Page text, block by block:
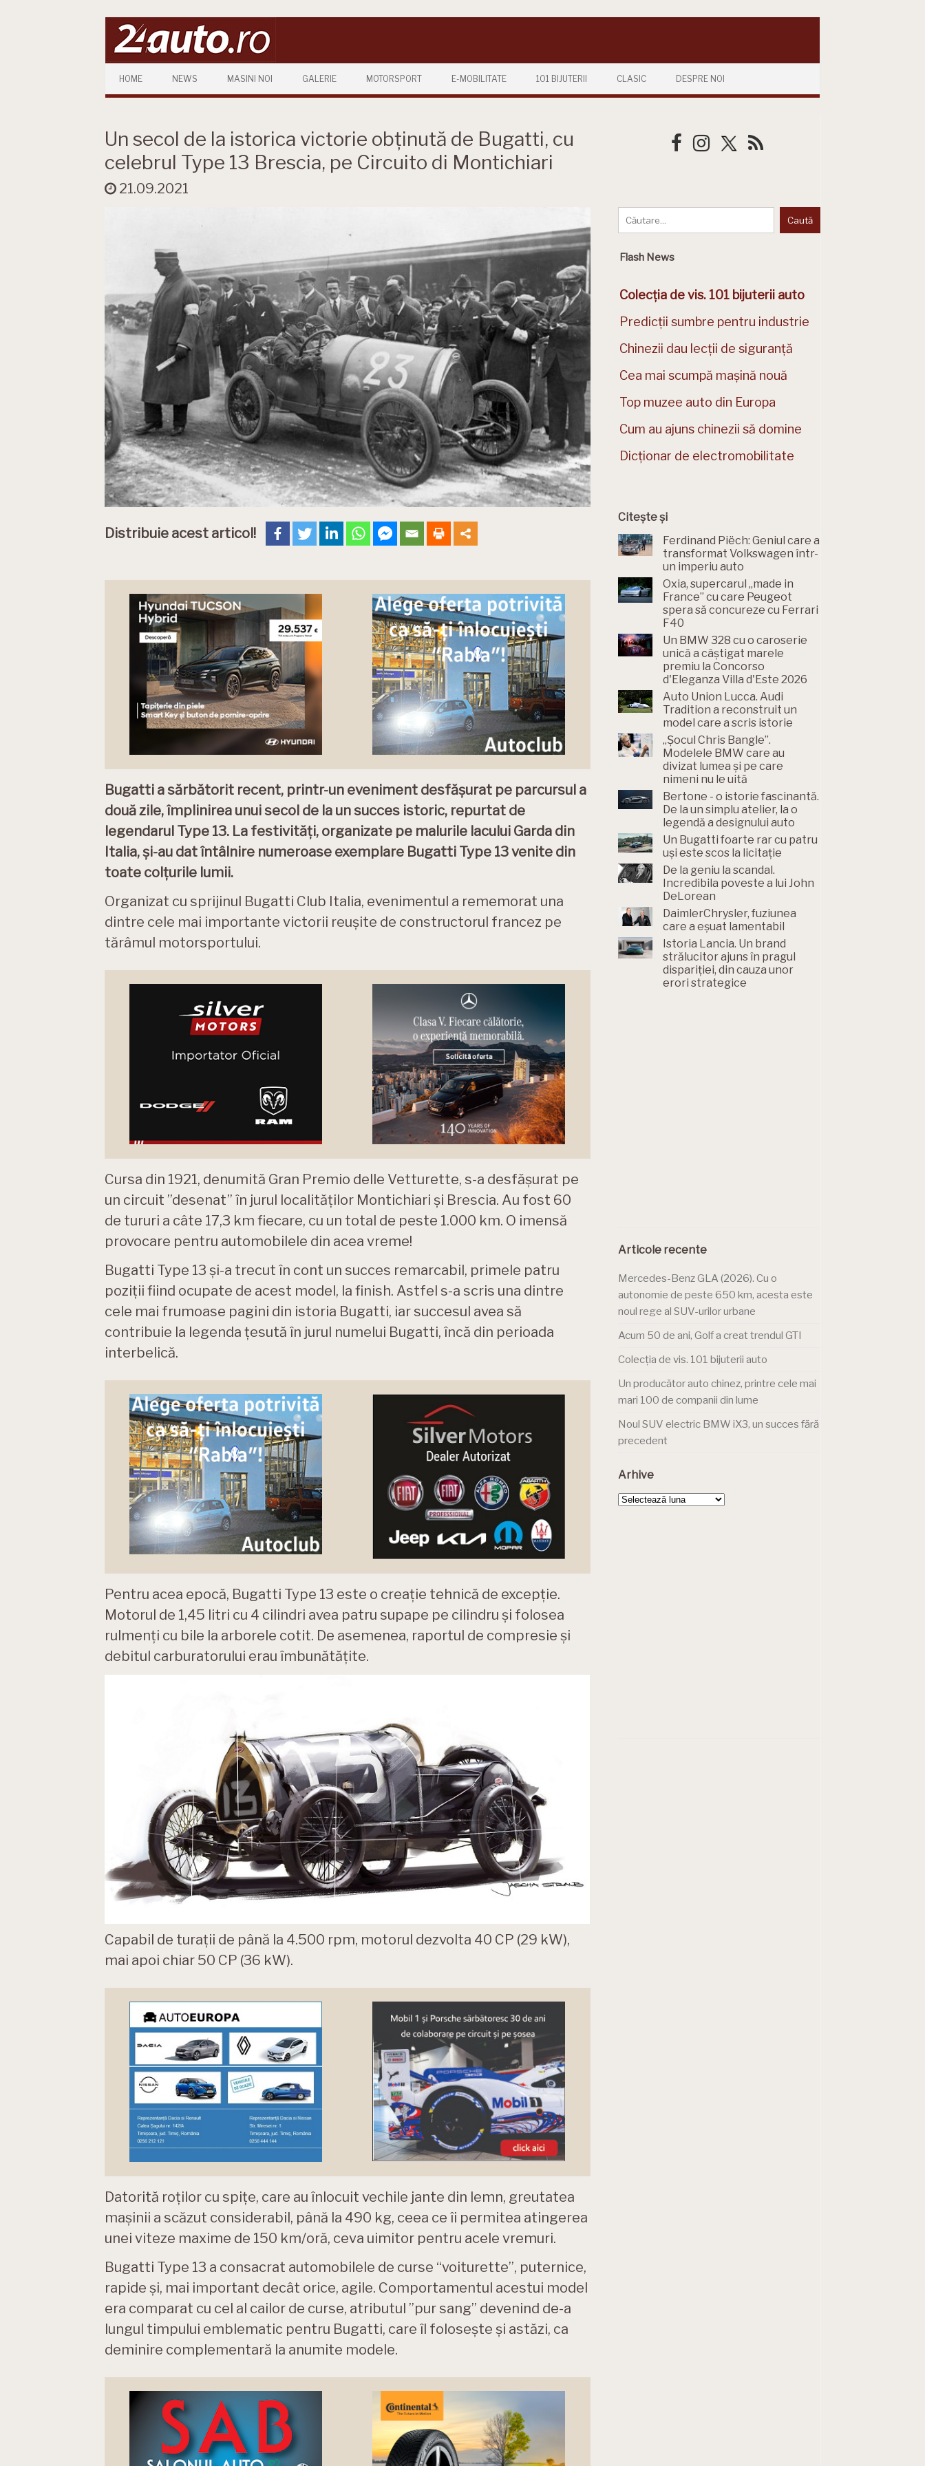
HOME NEWS MASINI NOI GALERIE MOTORSPORT E-MOBILITATE 101 BIJUTERII CLASIC DESPRE NOI
Un secol de la istorica victorie obținută de Bugatti, cu
celebrul Type 13 Brescia, pe Circuito di Montichiari
21.09.2021
Distribuie acest articol!
Bugatti a sărbătorit recent, printr-un eveniment desfășurat pe parcursul a
două zile, împlinirea unui secol de la un succes istoric, repurtat de
legendarul Type 13. La festivități, organizate pe malurile lacului Garda din
Italia, și-au dat întâlnire numeroase exemplare Bugatti Type 13 venite din
toate colțurile lumii.
Organizat cu sprijinul Bugatti Club Italia, evenimentul a rememorat una
dintre cele mai importante victorii reușite de constructorul francez pe
tărâmul motorsportului.
Cursa din 1921, denumită Gran Premio delle Vetturette, s-a desfășurat pe
un circuit ”desenat” în jurul localităților Montichiari și Brescia. Au fost 60
de tururi a câte 17,3 km fiecare, cu un total de peste 1.000 km. O imensă
provocare pentru automobilele din acea vreme!
Bugatti Type 13 și-a trecut în cont un succes remarcabil, primele patru
poziții fiind ocupate de acest model, la finish. Astfel s-a scris una dintre
cele mai frumoase pagini din istoria Bugatti, iar succesul avea să
contribuie la legenda țesută în jurul numelui Bugatti, încă din perioada
interbelică.
Pentru acea epocă, Bugatti Type 13 este o creație tehnică de excepție.
Motorul de 1,45 litri cu 4 cilindri avea patru supape pe cilindru și folosea
rulmenți cu bile la arborele cotit. De asemenea, raportul de compresie și
debitul carburatorului erau îmbunătățite.
Capabil de turații de până la 4.500 rpm, motorul dezvolta 40 CP (29 kW),
mai apoi chiar 50 CP (36 kW).
Datorită roților cu spițe, care au înlocuit vechile jante din lemn, greutatea
mașinii a scăzut considerabil, până la 490 kg, ceea ce îi permitea atingerea
unei viteze maxime de 150 km/oră, ceva uimitor pentru acele vremuri.
Bugatti Type 13 a consacrat automobilele de curse “voiturette”, puternice,
rapide și, mai important decât orice, agile. Comportamentul acestui model
era comparat cu cel al cailor de curse, atributul ”pur sang” devenind de-a
lungul timpului emblematic pentru Bugatti, care îl folosește și astăzi, ca
deminire complementară la anumite modele.
Flash News
Colecția de vis. 101 bijuterii auto
Predicții sumbre pentru industrie
Chinezii dau lecții de siguranță
Cea mai scumpă mașină nouă
Top muzee auto din Europa
Cum au ajuns chinezii să domine
Dicționar de electromobilitate
Citește și
Ferdinand Piëch: Geniul care a
transformat Volkswagen într-
un imperiu auto
Oxia, supercarul „made in
France” cu care Peugeot
spera să concureze cu Ferrari
F40
Un BMW 328 cu o caroserie
unică a câștigat marele
premiu la Concorso
d'Eleganza Villa d'Este 2026
Auto Union Lucca. Audi
Tradition a reconstruit un
model care a scris istorie
„Șocul Chris Bangle”.
Modelele BMW care au
divizat lumea și pe care
nimeni nu le uită
Bertone - o istorie fascinantă.
De la un simplu atelier, la o
legendă a designului auto
Un Bugatti foarte rar cu patru
uși este scos la licitație
De la geniu la scandal.
Incredibila poveste a lui John
DeLorean
DaimlerChrysler, fuziunea
care a eșuat lamentabil
Istoria Lancia. Un brand
strălucitor ajuns în pragul
dispariției, din cauza unor
erori strategice
Articole recente
Mercedes-Benz GLA (2026). Cu o
autonomie de peste 650 km, acesta este
noul rege al SUV-urilor urbane
Acum 50 de ani, Golf a creat trendul GTI
Colecția de vis. 101 bijuterii auto
Un producător auto chinez, printre cele mai
mari 100 de companii din lume
Noul SUV electric BMW iX3, un succes fără
precedent
Arhive
Arhive